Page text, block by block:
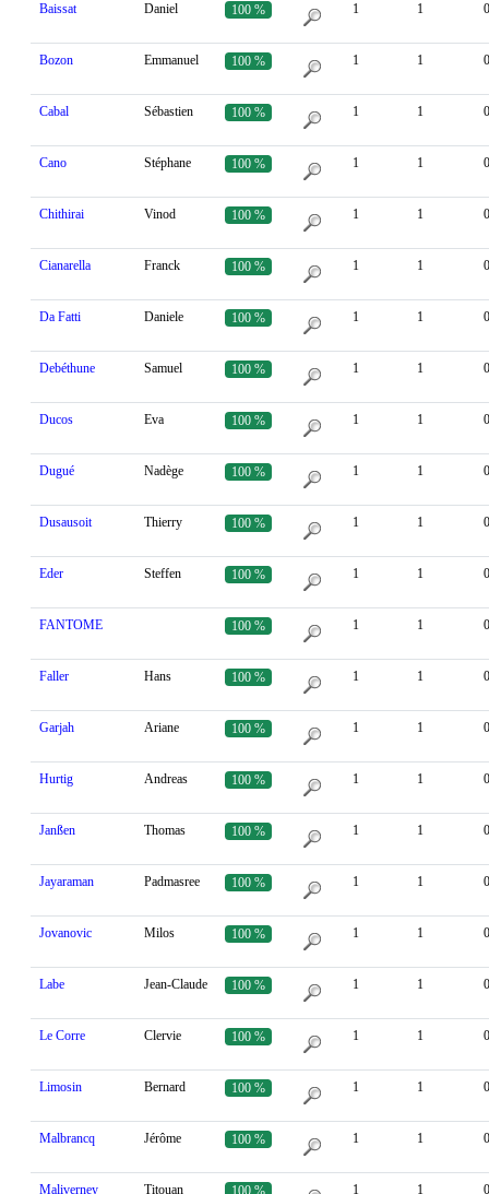
Baissat Daniel 100 % 1 1 0
Bozon Emmanuel 100 % 1 1 0
Cabal Sébastien 100 % 1 1 0
Cano Stéphane 100 % 1 1 0
Chithirai Vinod 100 % 1 1 0
Cianarella Franck 100 % 1 1 0
Da Fatti Daniele 100 % 1 1 0
Debéthune Samuel 100 % 1 1 0
Ducos Eva 100 % 1 1 0
Dugué Nadège 100 % 1 1 0
Dusausoit Thierry 100 % 1 1 0
Eder Steffen 100 % 1 1 0
FANTOME 100 % 1 1 0
Faller Hans 100 % 1 1 0
Garjah Ariane 100 % 1 1 0
Hurtig Andreas 100 % 1 1 0
Janßen Thomas 100 % 1 1 0
Jayaraman Padmasree 100 % 1 1 0
Jovanovic Milos 100 % 1 1 0
Labe Jean-Claude 100 % 1 1 0
Le Corre Clervie 100 % 1 1 0
Limosin Bernard 100 % 1 1 0
Malbrancq Jérôme 100 % 1 1 0
Maliverney Titouan 100 % 1 1 0